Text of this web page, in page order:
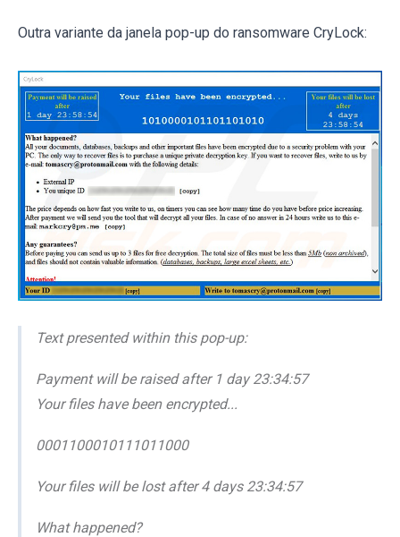
Outra variante da janela pop-up do ransomware CryLock:
Text presented within this pop-up:
Payment will be raised after 1 day 23:34:57
Your files have been encrypted...
0001100010111011000
Your files will be lost after 4 days 23:34:57
What happened?